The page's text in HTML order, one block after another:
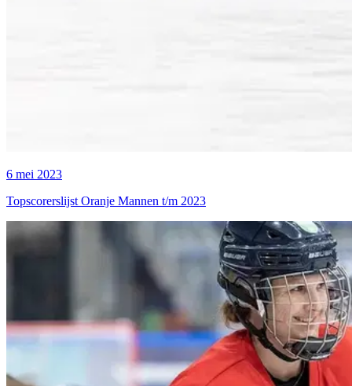
6 mei 2023
Topscorerslijst Oranje Mannen t/m 2023